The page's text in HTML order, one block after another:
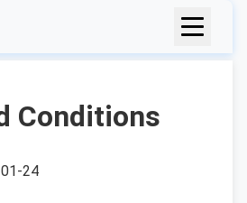
Conditions
24